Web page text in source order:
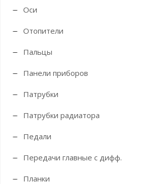
Оси
Отопители
Пальцы
Панели приборов
Патрубки
Патрубки радиатора
Педали
Передачи главные с дифф.
Планки